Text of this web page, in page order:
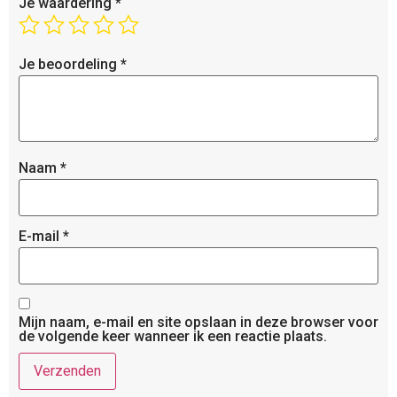
Je waardering *
Je beoordeling *
Naam *
E-mail *
Mijn naam, e-mail en site opslaan in deze browser voor
de volgende keer wanneer ik een reactie plaats.